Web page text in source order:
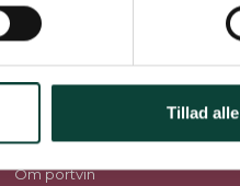
Tillad alle
INFO
Kontakt og Åbningstider
Om portvin